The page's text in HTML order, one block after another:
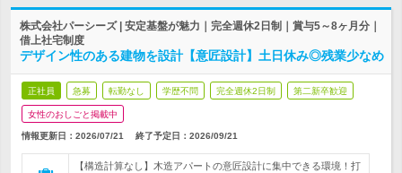
株式会社パーシーズ | 安定基盤が魅力｜完全週休2日制｜賞与5～8ヶ月分｜
借上社宅制度
デザイン性のある建物を設計【意匠設計】土日休み◎残業少なめ
正社員 急募 転勤なし 学歴不問 完全週休2日制 第二新卒歓迎
女性のおしごと掲載中
情報更新日：2026/07/21 終了予定日： 2026/09/21
【構造計算なし】木造アパートの意匠設計に集中できる環境！打